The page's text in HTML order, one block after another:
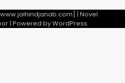
| Novel
| Powered byWordPress.